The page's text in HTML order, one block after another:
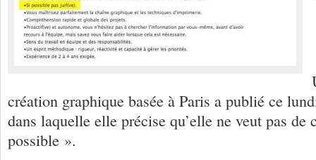
création graphique basée à Paris a publié ce
dans laquelle elle précise qu’elle ne veut pas
possible ».